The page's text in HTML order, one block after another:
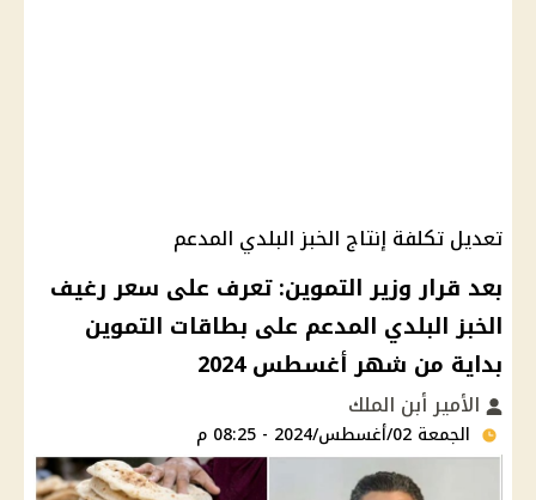
تعديل تكلفة إنتاج الخبز البلدي المدعم
بعد قرار وزير التموين: تعرف على سعر رغيف
الخبز البلدي المدعم على بطاقات التموين
بداية من شهر أغسطس 2024
الأمير أبن الملك
الجمعة 02/أغسطس/2024 - 08:25 م